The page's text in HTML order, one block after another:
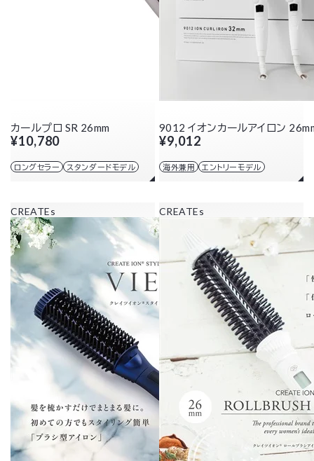
カールプロ SR 26mm
¥10,780
ロングセラー スタンダードモデル
9012 イオンカールアイロン
¥9,012
海外兼用 エントリーモデル
CREATEs CREATEs